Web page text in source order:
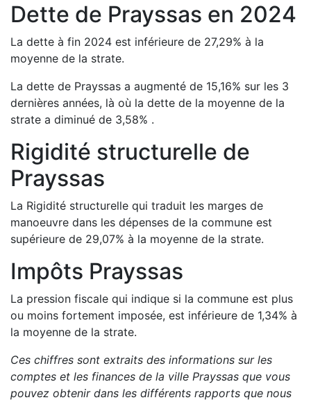
Dette de Prayssas en 2024
La dette à fin 2024 est inférieure de 27,29% à la
moyenne de la strate.
La dette de Prayssas a augmenté de 15,16% sur les 3
dernières années, là où la dette de la moyenne de la
strate a diminué de 3,58% .
Rigidité structurelle de
Prayssas
La Rigidité structurelle qui traduit les marges de
manoeuvre dans les dépenses de la commune est
supérieure de 29,07% à la moyenne de la strate.
Impôts Prayssas
La pression fiscale qui indique si la commune est plus
ou moins fortement imposée, est inférieure de 1,34% à
la moyenne de la strate.
Ces chiffres sont extraits des informations sur les
comptes et les finances de la ville Prayssas que vous
pouvez obtenir dans les différents rapports que nous